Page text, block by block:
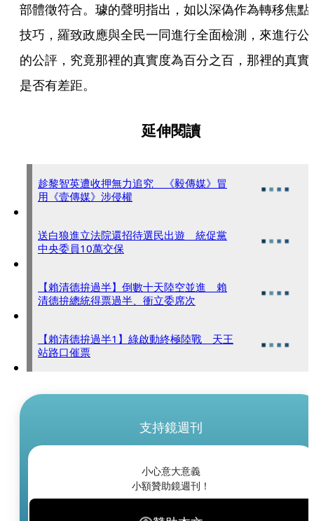
部體徵符合。璩的聲明指出，如以深偽作為轉移焦點
技巧，羅致政應與全民一同進行全面檢測，來進行公
的公評，究竟那裡的真實度為百分之百，那裡的真實
是否有差距。
延伸閱讀
趁黎智英遭收押無力追究 《毅傳媒》冒
用《壹傳媒》涉侵權
送白狼進立法院還招待選民出遊 統促黨
中央委員10萬交保
【賴清德拚過半】倒數十天陸空並進 賴
清德拚總統得票過半、衝立委席次
【賴清德拚過半1】綠啟動終極陸戰 天王
站路口催票
支持鏡週刊
小心意大意義
小額贊助鏡週刊！